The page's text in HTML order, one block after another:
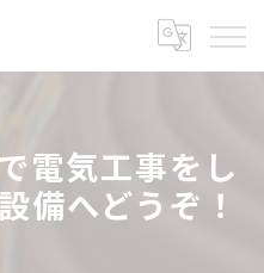
電気工事をし
備へどうぞ！